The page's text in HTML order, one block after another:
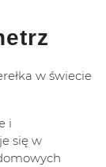
w świecie
i
się w